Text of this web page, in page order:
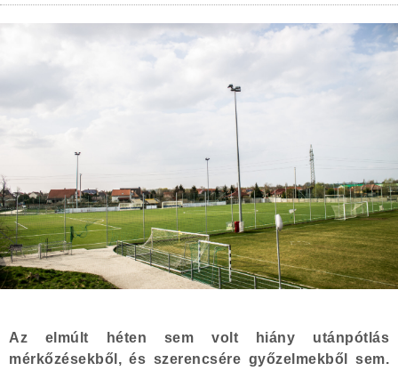
Az elmúlt héten sem volt hiány utánpótlás
mérkőzésekből, és szerencsére győzelmekből sem.